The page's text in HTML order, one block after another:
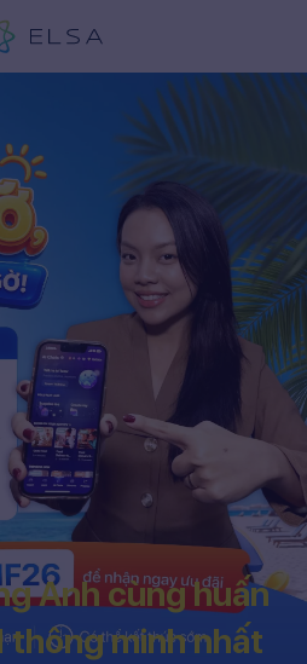
Anh cùng huấn
thông minh nhất